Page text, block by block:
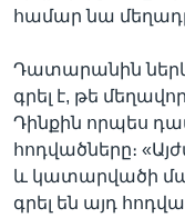
համար նա
Դատարանին
գրել է, թե
Դինքին որպես
հոդվածները։
և կատարվածի
գրել են այդ